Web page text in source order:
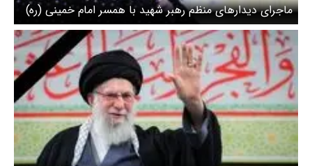
ماجرای دیدارهای منظم رهبر شهید با همسر امام خمینی (ره)
چه بود؟